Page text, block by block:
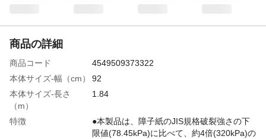
商品の詳細
商品コード
4549509373322
本体サイズ-幅（cm）
92
本体サイズ-長さ
（m）
1.84
特徴
●本製品は、障子紙のJIS規格破裂強さの下
限値(78.45kPa)に比べて、約4倍(320kPa)の